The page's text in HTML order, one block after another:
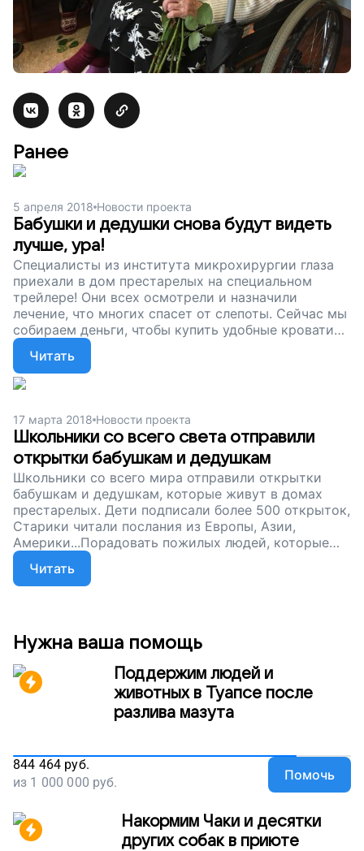
Ранее
5 апреля 2018 Новости проекта
Бабушки и дедушки снова будут видеть
лучше, ура!
Специалисты из института микрохирургии глаза
приехали в дом престарелых на специальном
трейлере! Они всех осмотрели и назначили
лечение, что многих спасет от слепоты. Сейчас мы
собираем деньги, чтобы купить удобные кровати
для стариков. В жизни пожилого человека в
интернате все очень важно — хорошая кровать,
правильно подобранные очки. Вы можете сделать
старость достойной — просто поддержите наш
Читать
17 марта 2018 Новости проекта
Школьники со всего света отправили
открытки бабушкам и дедушкам
Школьники со всего мира отправили открытки
бабушкам и дедушкам, которые живут в домах
престарелых. Дети подписали более 500 открыток,
Старики читали послания из Европы, Азии,
Америки...Порадовать пожилых людей, которые
живут в домах престарелых, может каждый.
Сейчас мы собираем деньги на новые специальные
кровати для самых ослабленных жителей
Читать
Нужна ваша помощь
Поддержим людей и
животных в Туапсе после
разлива мазута
844 464 руб.
из 1 000 000 руб. Помочь
Накормим Чаки и десятки
других собак в приюте